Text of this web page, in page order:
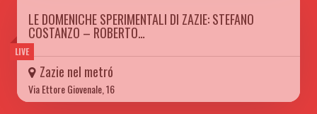
LIVE
LE DOMENICHE SPERIMENTALI DI ZAZIE: STEFANO
COSTANZO – ROBERTO…
Zazie nel metró
Via Ettore Giovenale, 16